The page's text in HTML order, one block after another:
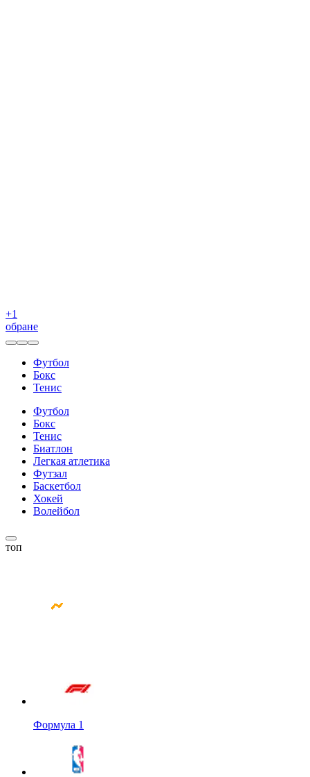
+1
обране
Футбол
Бокс
Тенис
Футбол
Бокс
Тенис
Биатлон
Легкая атлетика
Футзал
Баскетбол
Хокей
Волейбол
топ
Формула 1